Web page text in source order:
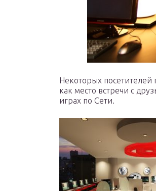
Некоторых посетителей
как место встречи с
играх по Сети.